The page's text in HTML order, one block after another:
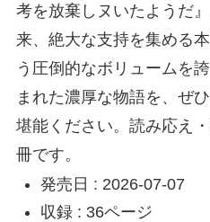
考を放棄しヌいたようだ
来、絶大な支持を集める
う圧倒的なボリュームを
まれた濃厚な物語を、ぜ
堪能ください。読み応え
冊です。
発売日 : 2026-07-07
収録 : 36ページ